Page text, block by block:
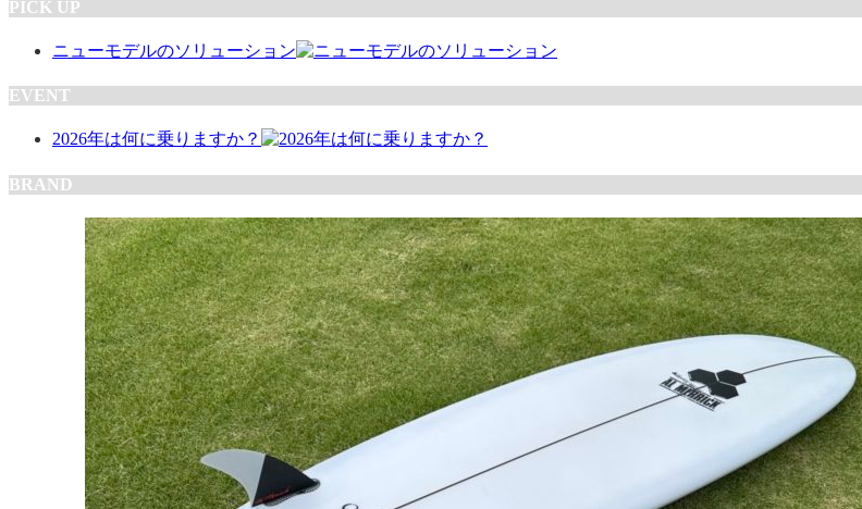
PICK UP
ニューモデルのソリューション
EVENT
2026年は何に乗りますか？
BRAND